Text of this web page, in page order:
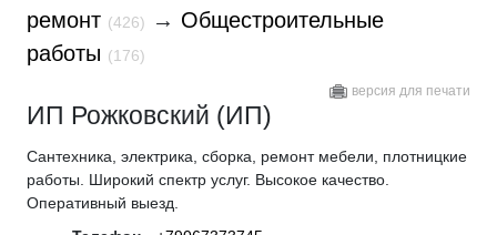
ремонт (426) → Общестроительные
работы (176)
версия для печати
ИП Рожковский (ИП)
Сантехника, электрика, сборка, ремонт мебели, плотницкие
работы. Широкий спектр услуг. Высокое качество.
Оперативный выезд.